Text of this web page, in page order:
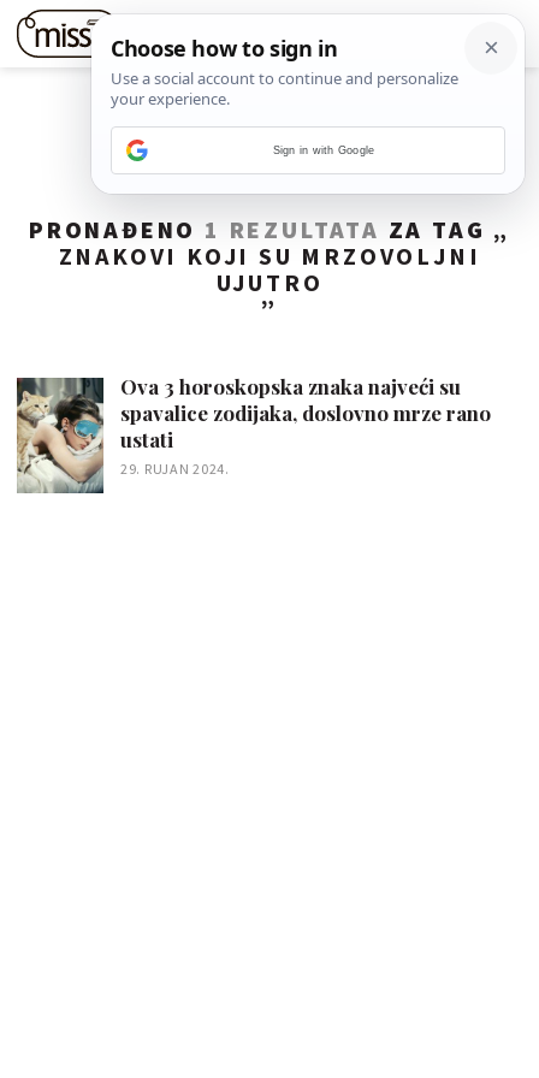
PRONAĐENO 1 REZULTATA ZA TAG „
ZNAKOVI KOJI SU MRZOVOLJNI
UJUTRO
”
Ova 3 horoskopska znaka najveći su
spavalice zodijaka, doslovno mrze rano
ustati
29. RUJAN 2024.
Sign in with Google